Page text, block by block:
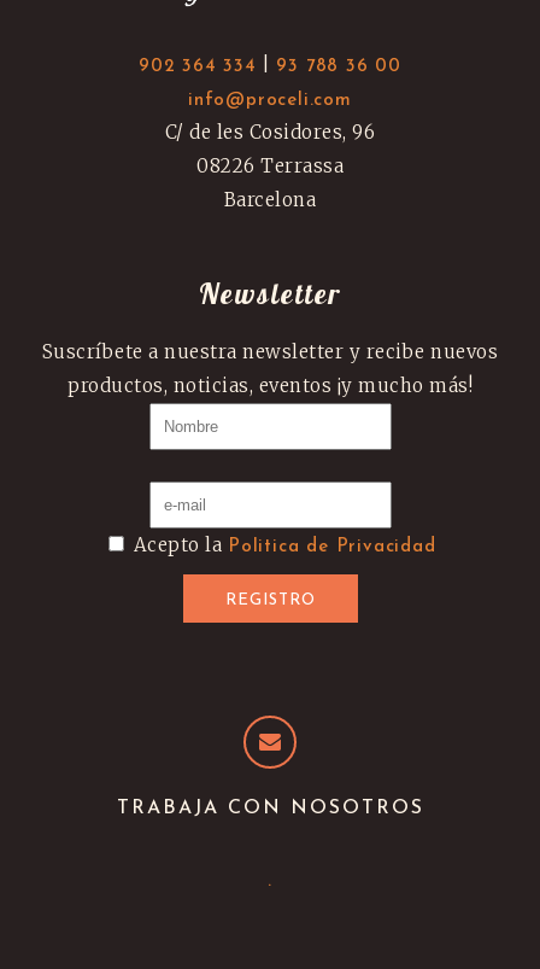
902 364 334
93 788 36 00
info@proceli.com
C/ de les Cosidores, 96
08226 Terrassa
Barcelona
Newsletter
Suscríbete a nuestra newsletter y recibe nuevos
productos, noticias, eventos ¡y mucho más!
Acepto la Politica de Privacidad
TRABAJA CON NOSOTROS
.